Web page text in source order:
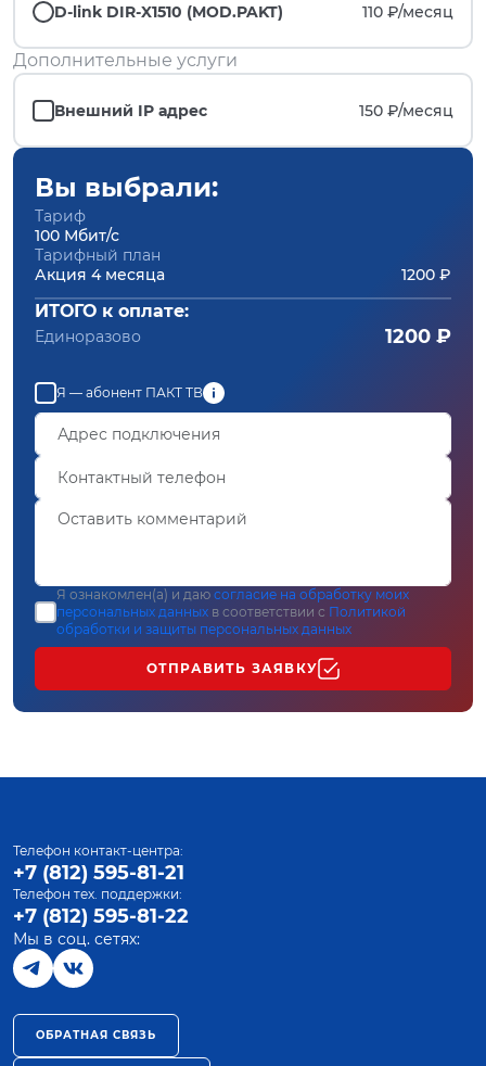
D-link DIR-X1510 (MOD.PAKT) 110 ₽/месяц
Дополнительные услуги
Внешний IP адрес 150 ₽/месяц
Вы выбрали:
Тариф
100 Мбит/с
Тарифный план
Акция 4 месяца
1200 ₽
ИТОГО к оплате:
Единоразово 1200 ₽
Я — абонент ПАКТ ТВ
Я ознакомлен(а) и даю согласие на обработку моих
персональных данных в соответствии с Политикой
обработки и защиты персональных данных
ОТПРАВИТЬ ЗАЯВКУ
Телефон контакт-центра:
+7 (812) 595-81-21
Телефон тех. поддержки:
+7 (812) 595-81-22
Мы в соц. сетях:
ОБРАТНАЯ СВЯЗЬ